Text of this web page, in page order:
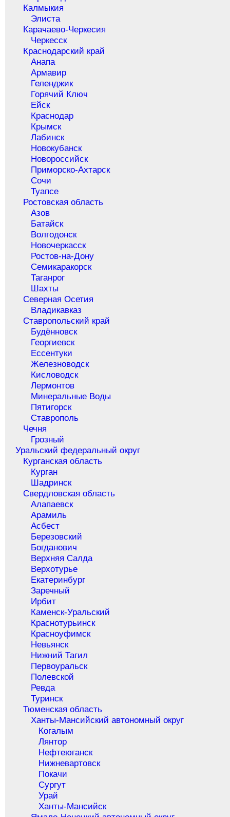
Калмыкия
Элиста
Карачаево-Черкесия
Черкесск
Краснодарский край
Анапа
Армавир
Геленджик
Горячий Ключ
Ейск
Краснодар
Крымск
Лабинск
Новокубанск
Новороссийск
Приморско-Ахтарск
Сочи
Туапсе
Ростовская область
Азов
Батайск
Волгодонск
Новочеркасск
Ростов-на-Дону
Семикаракорск
Таганрог
Шахты
Северная Осетия
Владикавказ
Ставропольский край
Будённовск
Георгиевск
Ессентуки
Железноводск
Кисловодск
Лермонтов
Минеральные Воды
Пятигорск
Ставрополь
Чечня
Грозный
Уральский федеральный округ
Курганская область
Курган
Шадринск
Свердловская область
Алапаевск
Арамиль
Асбест
Березовский
Богданович
Верхняя Салда
Верхотурье
Екатеринбург
Заречный
Ирбит
Каменск-Уральский
Краснотурьинск
Красноуфимск
Невьянск
Нижний Тагил
Первоуральск
Полевской
Ревда
Туринск
Тюменская область
Ханты-Мансийский автономный округ
Когалым
Лянтор
Нефтеюганск
Нижневартовск
Покачи
Сургут
Урай
Ханты-Мансийск